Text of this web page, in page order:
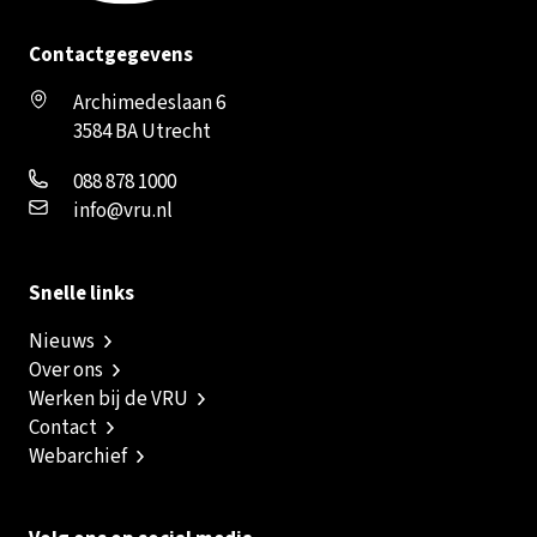
Contactgegevens
Archimedeslaan 6
3584 BA Utrecht
088 878 1000
info@vru.nl
Snelle links
Nieuws
Over ons
Werken bij de VRU
Contact
Webarchief